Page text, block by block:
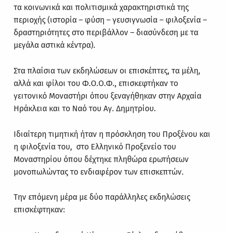
τα κοινωνικά και πολιτισμικά χαρακτηριστικά της
περιοχής (ιστορία – φύση – γευσιγνωσία – φιλοξενία –
δραστηριότητες στο περιβάλλον – διασύνδεση με τα
μεγάλα αστικά κέντρα).
Στα πλαίσια των εκδηλώσεων οι επισκέπτες, τα μέλη,
αλλά και φίλοι του Φ.Ο.Ο.Φ., επισκεφτήκαν το
γειτονικό Μοναστήρι όπου ξεναγήθηκαν στην Aρχαία
Ηράκλεια και το Ναό του Αγ. Δημητρίου.
Ιδιαίτερη τιμητική ήταν η πρόσκληση του Προξένου και
η φιλοξενία του, στο Ελληνικό Προξενείο του
Μοναστηρίου όπου δέχτηκε πληθώρα ερωτήσεων
μονοπωλώντας το ενδιαφέρον των επισκεπτών.
Την επόμενη μέρα με δύο παράλληλες εκδηλώσεις
επισκέφτηκαν: